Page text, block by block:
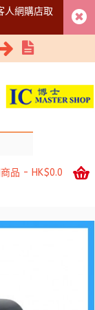
人網購店取
品 - HK$0.0
(3 x Type-C + 1